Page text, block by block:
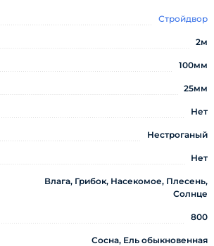
Стройдвор
2м
100мм
25мм
Нет
Нестроганый
Нет
Влага, Грибок, Насекомое, Плесень,
Солнце
800
Сосна, Ель обыкновенная